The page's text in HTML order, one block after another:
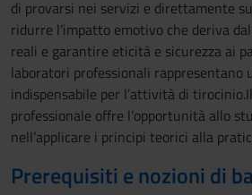
di provarsi nei servizi e direttamente
ridurre l’impatto emotivo che deriva
reali e garantire eticità e sicurezza ai
laboratori professionali rappresentano
indispensabile per l’attività di
professionale offre l’opportunità allo
nell’applicare i principi teorici alla
Prerequisiti e nozioni di